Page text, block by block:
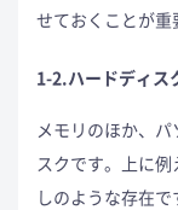
せておくことが重
1-2.ハードディス
メモリのほか、
スクです。上に
しのような存在